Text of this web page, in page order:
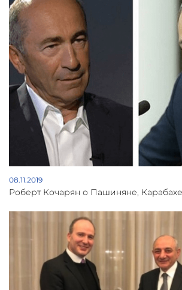
08.11.2019
Роберт Кочарян о Пашиняне,